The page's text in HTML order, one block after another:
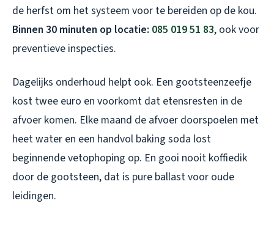
de herfst om het systeem voor te bereiden op de kou.
Binnen 30 minuten op locatie: 085 019 51 83, ook voor
preventieve inspecties.
Dagelijks onderhoud helpt ook. Een gootsteenzeefje
kost twee euro en voorkomt dat etensresten in de
afvoer komen. Elke maand de afvoer doorspoelen met
heet water en een handvol baking soda lost
beginnende vetophoping op. En gooi nooit koffiedik
door de gootsteen, dat is pure ballast voor oude
leidingen.